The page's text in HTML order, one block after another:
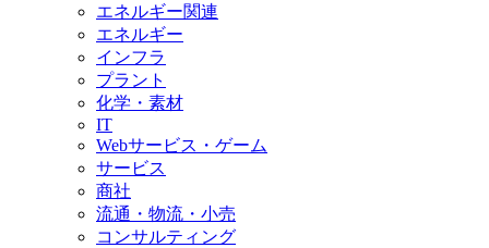
エネルギー関連
エネルギー
インフラ
プラント
化学・素材
IT
Webサービス・ゲーム
サービス
商社
流通・物流・小売
コンサルティング